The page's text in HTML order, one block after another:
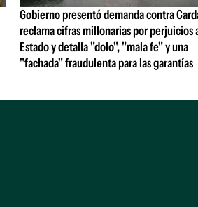
Gobierno presentó demanda contra
reclama cifras millonarias por perjuicios
Estado y detalla "dolo", "mala fe" y una
"fachada" fraudulenta para las garantías